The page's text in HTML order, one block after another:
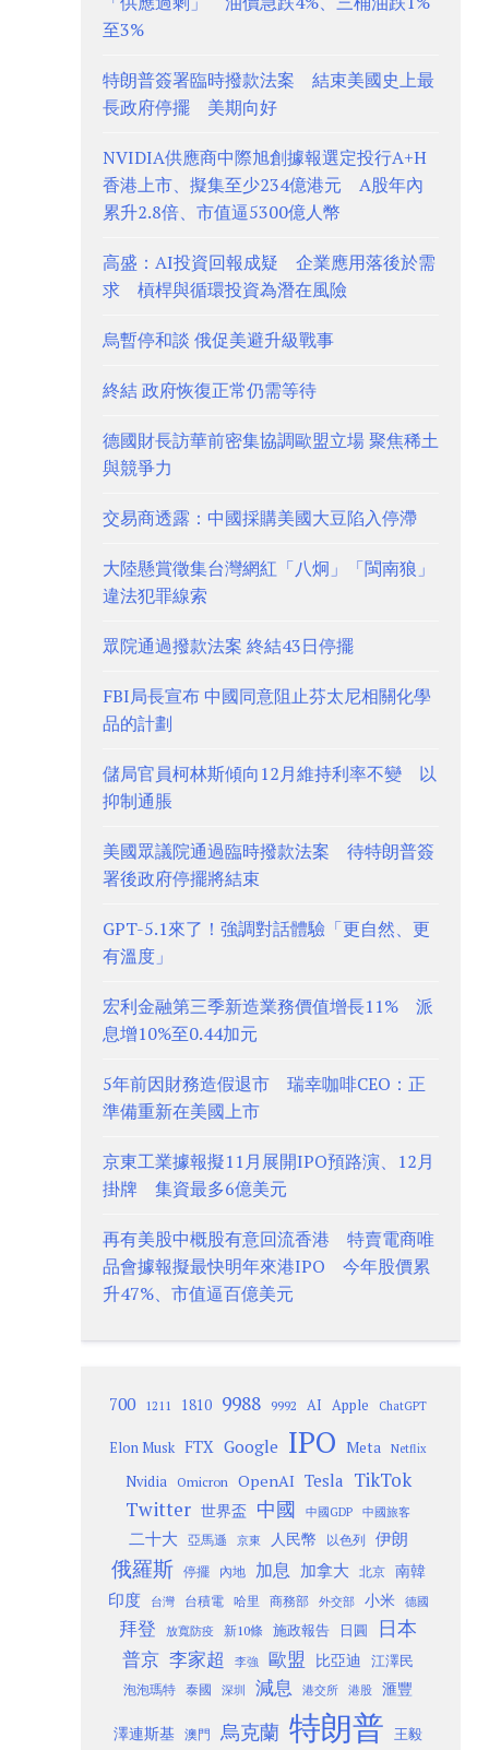
至3%
特朗普簽署臨時撥款法案 結束美國史上最
長政府停擺 美期向好
NVIDIA供應商中際旭創據報選定投行A+H
香港上市、擬集至少234億港元 A股年內
累升2.8倍、市值逼5300億人幣
高盛：AI投資回報成疑 企業應用落後於需
求 槓桿與循環投資為潛在風險
烏暫停和談 俄促美避升級戰事
終結 政府恢復正常仍需等待
德國財長訪華前密集協調歐盟立場 聚焦稀土
與競爭力
交易商透露：中國採購美國大豆陷入停滯
大陸懸賞徵集台灣網紅「八炯」「閩南狼」
違法犯罪線索
眾院通過撥款法案 終結43日停擺
FBI局長宣布 中國同意阻止芬太尼相關化學
品的計劃
儲局官員柯林斯傾向12月維持利率不變 以
抑制通脹
美國眾議院通過臨時撥款法案 待特朗普簽
署後政府停擺將結束
GPT-5.1來了！強調對話體驗「更自然、更
有溫度」
宏利金融第三季新造業務價值增長11% 派
息增10%至0.44加元
5年前因財務造假退市 瑞幸咖啡CEO：正
準備重新在美國上市
京東工業據報擬11月展開IPO預路演、12月
掛牌 集資最多6億美元
再有美股中概股有意回流香港 特賣電商唯
品會據報擬最快明年來港IPO 今年股價累
升47%、市值逼百億美元
700 1211 1810 9988 9992 AI Apple ChatGPT
Elon Musk FTX Google IPO Meta Netflix
Nvidia Omicron OpenAI Tesla TikTok
Twitter 世界盃 中國 中國GDP 中國旅客
二十大 亞馬遜 京東 人民幣 以色列 伊朗
俄羅斯 停擺 內地 加息 加拿大 北京
南韓
印度
台灣 台積電 哈里 商務部 外交部 小米 德國
拜登 放寬防疫 新10條 施政報告 日圓 日本
普京 李家超 李強 歐盟 比亞迪 江澤民
泡泡瑪特 泰國 深圳 減息 港交所 港股 滙豐
澤連斯基 澳門 烏克蘭 特朗普 王毅